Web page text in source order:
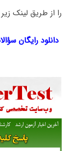
را از طریق لینک‌